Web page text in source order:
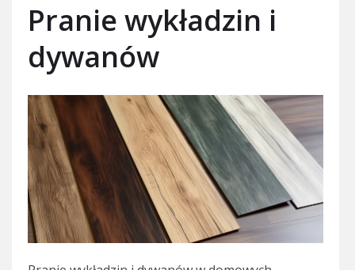
Pranie wykładzin i
dywanów